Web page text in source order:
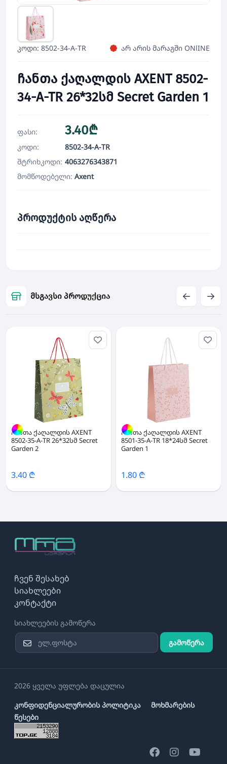
კოდი: 8502-34-A-TR არ არის მარაგში ONlINE
ჩანთა ქაღალდის AXENT 8502-
34-A-TR 26*32სმ Secret Garden 1
ფასი: 3.40₾
კოდი:
8502-34-A-TR
შტრიხკოდი: 4063276343871
მომწოდებელი: Axent
პროდუქტის აღწერა
მსგავსი პროდუქცია
ჩანთა ქაღალდის AXENT
8502-35-A-TR 26*32სმ Secret
Garden 2
3.40 ₾
ჩანთა ქაღალდის AXENT
8501-35-A-TR 18*24სმ Secret
Garden 1
1.80 ₾
ჩვენ შესახებ
სიახლეები
კონტაქტი
სიახლეების გამოწერა
გამოწერა
2026 ყველა უფლება დაცულია
კონფიდენციალურობის პოლიტიკა
მოხმარების
წესები